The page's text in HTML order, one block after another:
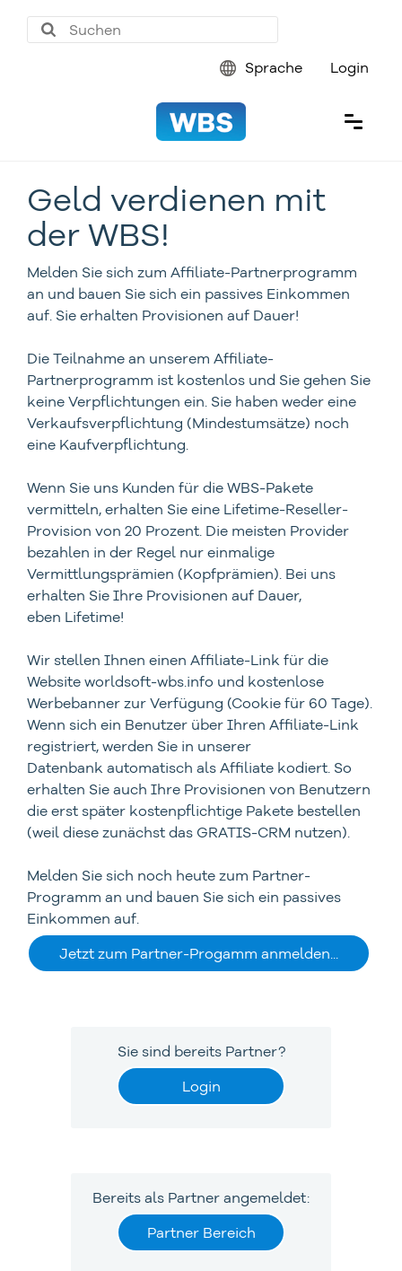
Login
Sprache
Geld verdienen mit
der WBS!
Melden Sie sich zum Affiliate-Partnerprogramm
an und bauen Sie sich ein passives Einkommen
auf. Sie erhalten Provisionen auf Dauer!
Die Teilnahme an unserem Affiliate-
Partnerprogramm ist kostenlos und Sie gehen Sie
keine Verpflichtungen ein. Sie haben weder eine
Verkaufsverpflichtung (Mindestumsätze) noch
eine Kaufverpflichtung.
Wenn Sie uns Kunden für die WBS-Pakete
vermitteln, erhalten Sie eine Lifetime-Reseller-
Provision von 20 Prozent. Die meisten Provider
bezahlen in der Regel nur einmalige
Vermittlungsprämien (Kopfprämien). Bei uns
erhalten Sie Ihre Provisionen auf Dauer,
eben Lifetime!
Wir stellen Ihnen einen Affiliate-Link für die
Website worldsoft-wbs.info und kostenlose
Werbebanner zur Verfügung (Cookie für 60 Tage).
Wenn sich ein Benutzer über Ihren Affiliate-Link
registriert, werden Sie in unserer
Datenbank automatisch als Affiliate kodiert. So
erhalten Sie auch Ihre Provisionen von Benutzern
die erst später kostenpflichtige Pakete bestellen
(weil diese zunächst das GRATIS-CRM nutzen).
Melden Sie sich noch heute zum Partner-
Programm an und bauen Sie sich ein passives
Einkommen auf.
Jetzt zum Partner-Progamm anmelden...
Sie sind bereits Partner?
Login
Bereits als Partner angemeldet:
Partner Bereich